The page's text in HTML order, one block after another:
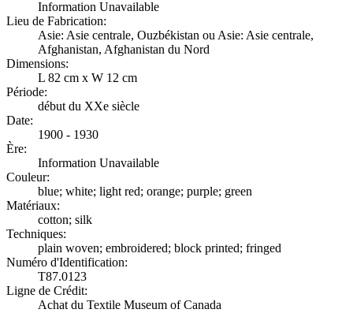
Information Unavailable
Lieu de Fabrication:
Asie: Asie centrale, Ouzbékistan ou Asie: Asie centrale,
Afghanistan, Afghanistan du Nord
Dimensions:
L 82 cm x W 12 cm
Période:
début du XXe siècle
Date:
1900 - 1930
Ère:
Information Unavailable
Couleur:
blue; white; light red; orange; purple; green
Matériaux:
cotton; silk
Techniques:
plain woven; embroidered; block printed; fringed
Numéro d'Identification:
T87.0123
Ligne de Crédit:
Achat du Textile Museum of Canada